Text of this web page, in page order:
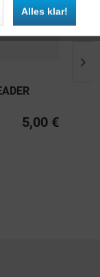
5,00 €
Alles klar!